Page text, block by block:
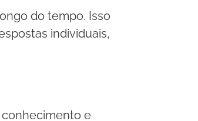
do tempo. Isso
individuais,
e